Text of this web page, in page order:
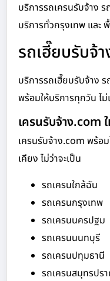
บริการรถเครนรับจ้าง ร
บริการทั่วกรุงเทพ และ
รถเฮี๊ยบรับจ้า
บริการรถเฮี๊ยบรับจ้าง ร
พร้อมให้บริการทุกวัน ไ
เครนรับจ้าง.com
เครนรับจ้าง.com พร้อ
เคียง ไม่ว่าจะเป็น
รถเครนใกล้ฉัน
รถเครนกรุงเทพ
รถเครนนครปฐม
รถเครนนนทบุรี
รถเครนปทุมธานี
รถเครนสมุทรปร